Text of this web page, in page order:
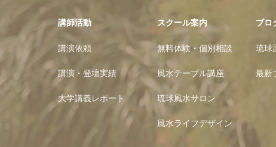
講師活動
講演依頼
講演・登壇実績
大学講義レポート
スクール案内
無料体験・個別相談
風水テーブル講座
琉球風水サロン
風水ライフデザイン
ブロ
琉球
最新